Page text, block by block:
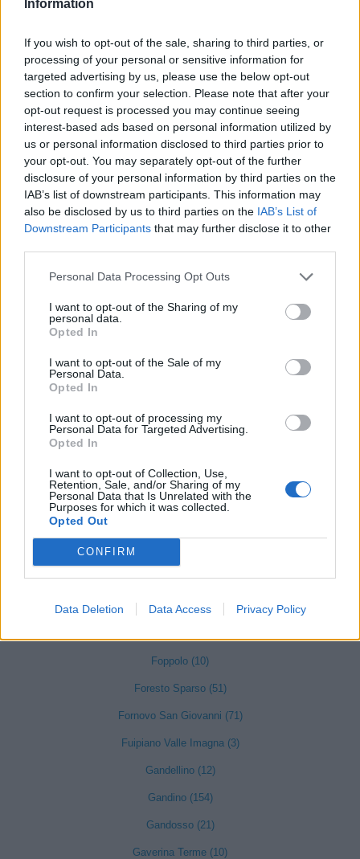
Information
If you wish to opt-out of the sale, sharing to third parties, or
processing of your personal or sensitive information for
targeted advertising by us, please use the below opt-out
section to confirm your selection. Please note that after your
opt-out request is processed you may continue seeing
interest-based ads based on personal information utilized by
us or personal information disclosed to third parties prior to
your opt-out. You may separately opt-out of the further
disclosure of your personal information by third parties on the
IAB’s list of downstream participants. This information may
also be disclosed by us to third parties on the IAB’s List of
Downstream Participants that may further disclose it to other
Personal Data Processing Opt Outs
I want to opt-out of the Sharing of my
personal data.
Opted In
I want to opt-out of the Sale of my
Personal Data.
Opted In
I want to opt-out of processing my
Personal Data for Targeted Advertising.
Opted In
I want to opt-out of Collection, Use,
Retention, Sale, and/or Sharing of my
Personal Data that Is Unrelated with the
Purposes for which it was collected.
Opted Out
CONFIRM
Data Deletion Data Access Privacy Policy
Corna Imagna (6)
Cornalba (2)
Cortenuova (41)
Costa Valle Imagna (4)
Costa di Mezzate (68)
Costa Serina (11)
Costa Volpino (280)
Covo (101)
Credaro (98)
Curno (344)
Dalmine (397)
Endine Gaiano (94)
Fara Gera d'Adda (118)
Fara Olivana con Sola (27)
Fiorano al Serio (59)
Fontanella (84)
Foppolo (10)
Foresto Sparso (51)
Fornovo San Giovanni (71)
Fuipiano Valle Imagna (3)
Gandellino (12)
Gandino (154)
Gandosso (21)
Gaverina Terme (10)